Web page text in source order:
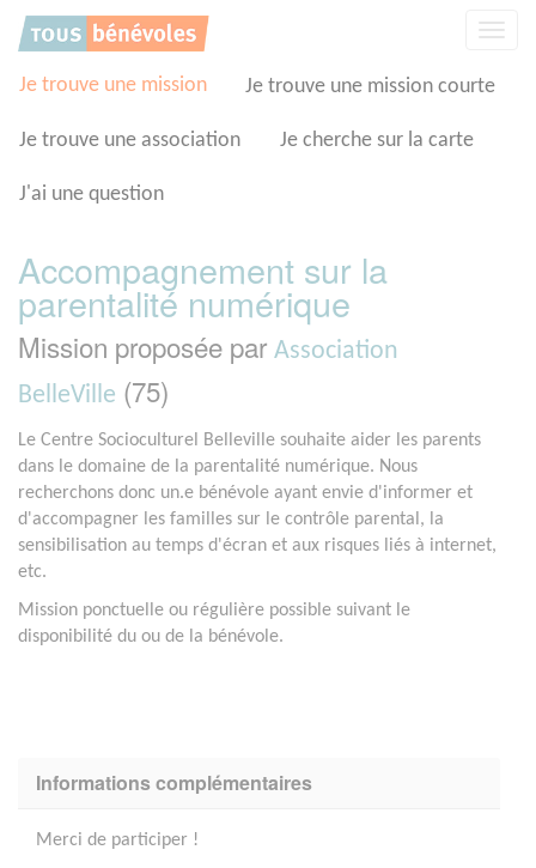
Je trouve une mission Je trouve une mission courte
Je trouve une association Je cherche sur la carte
J'ai une question
Accompagnement sur la
parentalité numérique
Mission proposée par Association
BelleVille (75)
Le Centre Socioculturel Belleville souhaite aider les parents
dans le domaine de la parentalité numérique. Nous
recherchons donc un.e bénévole ayant envie d'informer et
d'accompagner les familles sur le contrôle parental, la
sensibilisation au temps d'écran et aux risques liés à internet,
etc.
Mission ponctuelle ou régulière possible suivant le
disponibilité du ou de la bénévole.
Informations complémentaires
Merci de participer !
Panneau de gestion des cookies